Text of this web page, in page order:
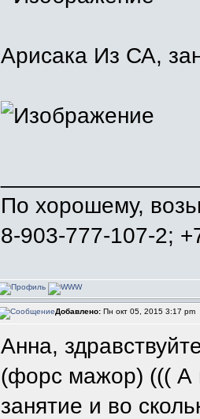
Арисака Из СА,
По хорошему,
8-903-777-107-2;
Добавлено: Пн окт 05, 2015 3:17 pm
Анна,
(форс мажор) ((( А
занятие и во